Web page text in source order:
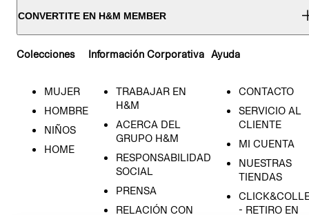
CONVERTITE EN H&M MEMBER
Colecciones
MUJER
HOMBRE
NIÑOS
HOME
Información Corporativa
TRABAJAR EN
H&M
ACERCA DEL
GRUPO H&M
RESPONSABILIDAD
SOCIAL
PRENSA
RELACIÓN CON
Ayuda
CONTACTO
SERVICIO AL
CLIENTE
MI CUENTA
NUESTRAS
TIENDAS
- RETIRO EN